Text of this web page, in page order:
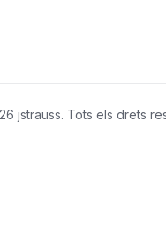
jstrauss. Tots els drets